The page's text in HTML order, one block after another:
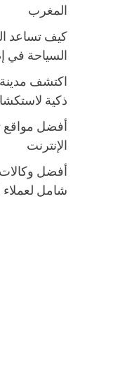
المغرب
كيف تساعد
السياحة في
اكتشف مدينة
ذكية
أفضل مواقع
الإنترنت
أفضل
شامل لعملاء